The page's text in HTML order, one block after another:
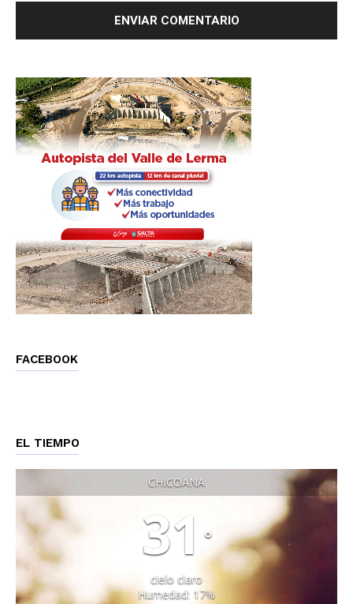
FACEBOOK
EL TIEMPO
CHICOANA
31 °
cielo claro
Humedad: 17%